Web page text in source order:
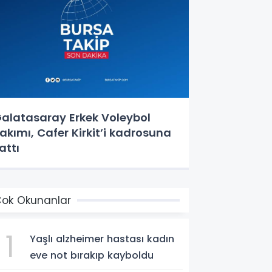
Erkek Voleybol
Cafer Kirkit’i kadrosuna
Okunanlar
1
Yaşlı alzheimer hastası kadın
eve not bırakıp kayboldu